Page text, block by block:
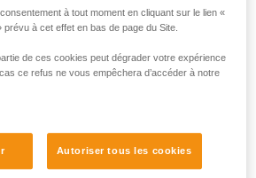
à tout moment en cliquant sur le lien «
à cet effet en bas de page du Site.
de ces cookies peut dégrader votre expérience
ce refus ne vous empêchera d’accéder à notre
Autoriser tous les cookies